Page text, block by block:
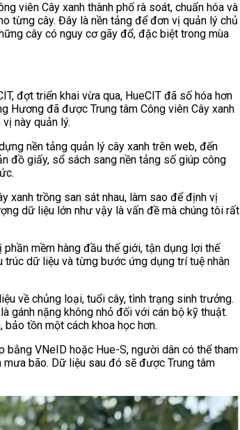
viên Cây xanh thành phố rà soát, chuẩn hóa và
từng cây. Đây là nền tảng để đơn vị quản lý chủ
cây có nguy cơ gãy đổ, đặc biệt trong mùa
đợt triển khai vừa qua, HueCIT đã số hóa hơn
Hương đã được Trung tâm Công viên Cây xanh
này quản lý.
nền tảng quản lý cây xanh trên web, đến
đồ giấy, sổ sách sang nền tảng số giúp công
xanh trồng san sát nhau, làm sao để định vị
dữ liệu lớn như vậy là vấn đề mà chúng tôi rất
mềm hàng đầu thế giới, tận dụng lợi thế
trúc dữ liệu và từng bước ứng dụng trí tuệ nhân
về chủng loại, tuổi cây, tình trạng sinh trưởng.
gánh nặng không nhỏ đối với cán bộ kỹ thuật.
bảo tồn một cách khoa học hơn.
bằng VNeID hoặc Hue-S, người dân có thể tham
mưa bão. Dữ liệu sau đó sẽ được Trung tâm